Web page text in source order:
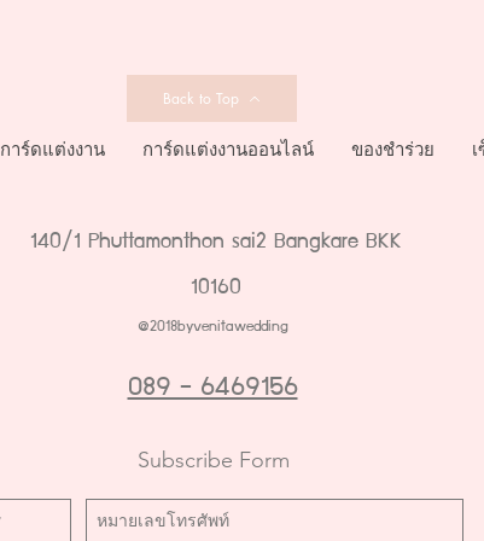
Back to Top
การ์ดแต่งงาน การ์ดแต่งงานออนไลน์ ของชำร่วย
140/1 Phuttamonthon sai2 Bangkare BKK
10160
@2018byvenitawedding
089 - 6469156
Subscribe Form